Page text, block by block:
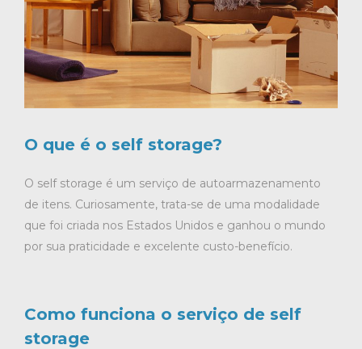
O que é o self storage?
O self storage é um serviço de autoarmazenamento
de itens. Curiosamente, trata-se de uma modalidade
que foi criada nos Estados Unidos e ganhou o mundo
por sua praticidade e excelente custo-benefício.
Como funciona o serviço de self
storage